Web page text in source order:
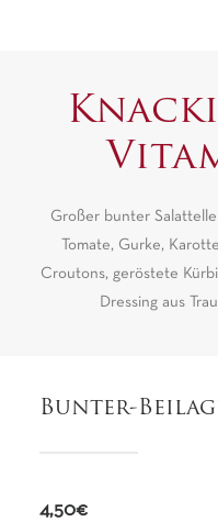
Großer bunter
Tomate, Gurke,
Croutons, geröstete
Dressing aus
Bunter-
4,50€